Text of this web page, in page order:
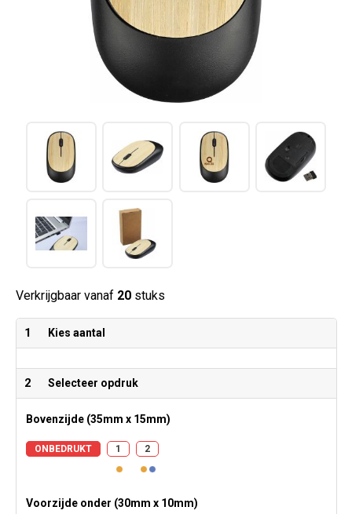
Verkrijgbaar vanaf 20stuks
1 Kies aantal
2 Selecteer opdruk
Bovenzijde (35mm x 15mm)
ONBEDRUKT 1 2
Voorzijde onder (30mm x 10mm)